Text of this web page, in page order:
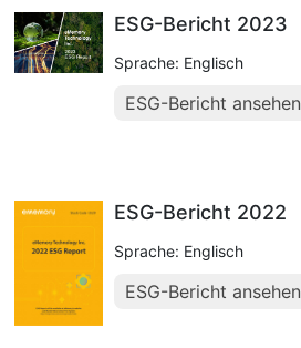
ESG-Bericht 2023
Sprache: Englisch
ESG-Bericht ansehen
ESG-Bericht 2022
Sprache: Englisch
ESG-Bericht ansehen